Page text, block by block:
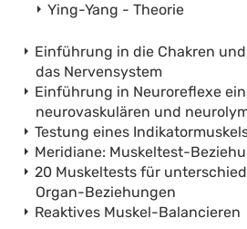
Ying-Yang - Theorie
Einführung in die Chakren
das Nervensystem
Einführung in Neuroreflexe
neurovaskulären und
Testung eines
Meridiane: Muskeltest-
20 Muskeltests für
Organ-Beziehungen
Reaktives Muskel-Balancieren